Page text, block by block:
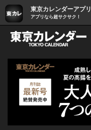
東京カレンダーアプリ
アプリなら超サクサク！